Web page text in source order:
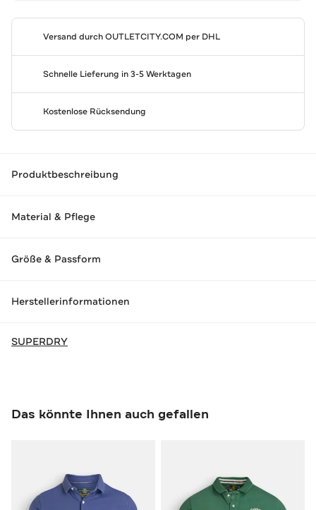
Versand durchOUTLETCITY.COM per DHL
Schnelle Lieferung in 3-5 Werktagen
Kostenlose Rücksendung
Produktbeschreibung
Material & Pflege
Größe & Passform
Herstellerinformationen
SUPERDRY
Das könnte Ihnen auch gefallen